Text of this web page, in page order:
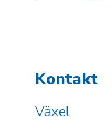
Kontakt
Växel